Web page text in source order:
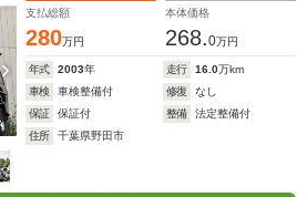
支払総額
280万円
本体価格
268.0万円
年式 2003年 走行 16.0万km
車検
車検整備付 修復
なし
保証
保証付 整備
法定整備付
住所
千葉県野田市